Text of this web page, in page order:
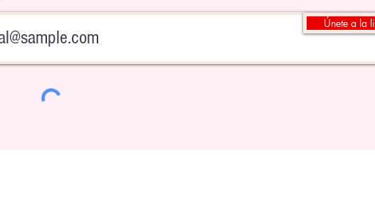
Únete a la